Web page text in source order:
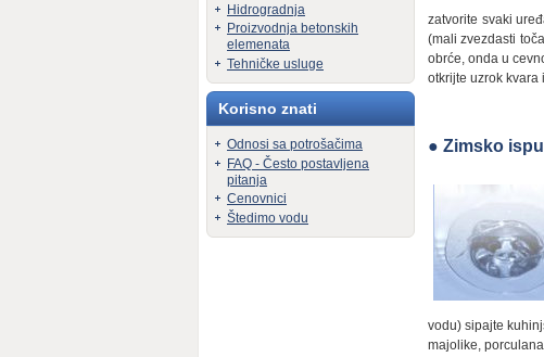
Hidrogradnja
Proizvodnja betonskih
elemenata
Tehničke usluge
Korisno znati
Odnosi sa potrošačima
FAQ - Često postavljena
pitanja
Cenovnici
Štedimo vodu
zatvorite svaki
(mali zvezdasti
obrće, onda u
otkrijte uzrok kvara
● Zimsko
vodu) sipajte
majolike,